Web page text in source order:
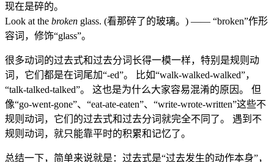
现在是碎的。
Look at the broken glass. (看那碎了的玻璃。) —— “broken”作形
容词，修饰“glass”。
很多动词的过去式和过去分词长得一模一样，特别是规则动
词，它们都是在词尾加“-ed”。 比如“walk-walked-walked”，
“talk-talked-talked”。 这也是为什么大家容易混淆的原因。 但
像“go-went-gone”、“eat-ate-eaten”、“write-wrote-written”这些不
规则动词，它们的过去式和过去分词就完全不同了。 遇到不
规则动词，就只能靠平时的积累和记忆了。
总结一下，简单来说就是：过去式是“过去发生的动作本身”，